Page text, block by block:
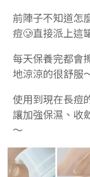
前陣子不知道怎
痘🥲直接派上這
每天保養完都會
地涼涼的很舒服
使用到現在長痘
讓加強保濕、收
～